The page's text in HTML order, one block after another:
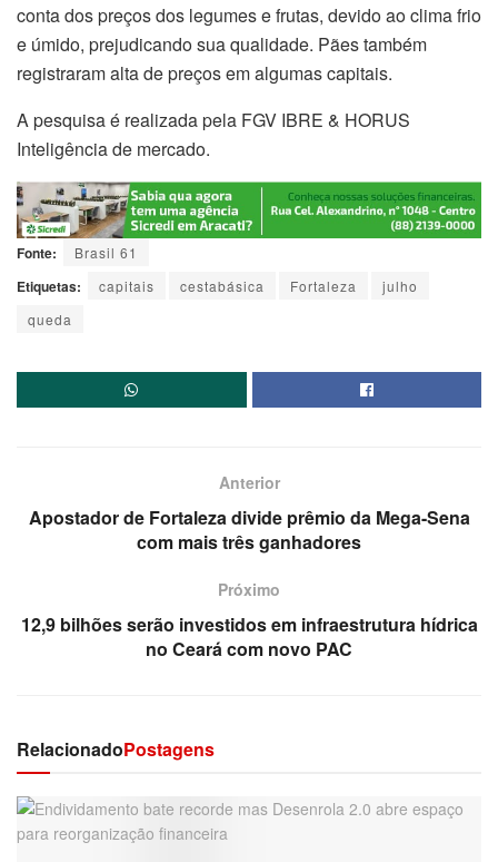
conta dos preços dos legumes e frutas, devido ao clima frio
e úmido, prejudicando sua qualidade. Pães também
registraram alta de preços em algumas capitais.
A pesquisa é realizada pela FGV IBRE & HORUS
Inteligência de mercado.
Fonte: Brasil 61
Etiquetas: capitais cestabásica Fortaleza
julho
queda
Anterior
Apostador de Fortaleza divide prêmio da Mega-Sena
com mais três ganhadores
Próximo
12,9 bilhões serão investidos em infraestrutura hídrica
no Ceará com novo PAC
RelacionadoPostagens